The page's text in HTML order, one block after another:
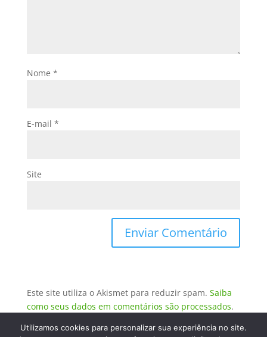
Nome *
E-mail *
Site
Este site utiliza o Akismet para reduzir spam. Saiba
como seus dados em comentários são processados.
Utilizamos cookies para personalizar sua experiência no site.